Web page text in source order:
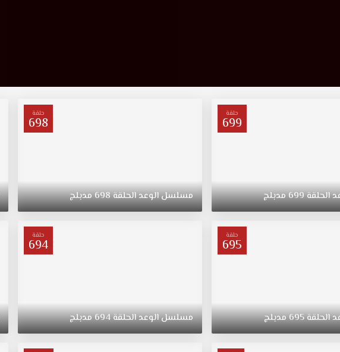
حلقة
699
الحلقة699مدبلج
حلقة
698
مسلسلالوعدالحلقة698مدبلج
حلقة
695
الحلقة695مدبلج
حلقة
694
مسلسلالوعدالحلقة694مدبلج